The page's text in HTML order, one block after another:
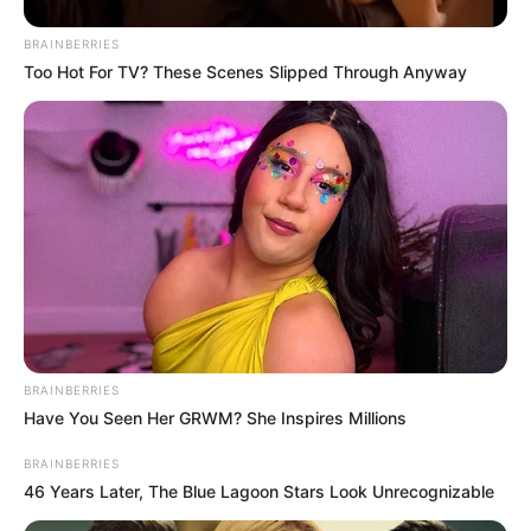
BRAINBERRIES
Too Hot For TV? These Scenes Slipped Through Anyway
BRAINBERRIES
Have You Seen Her GRWM? She Inspires Millions
BRAINBERRIES
46 Years Later, The Blue Lagoon Stars Look Unrecognizable